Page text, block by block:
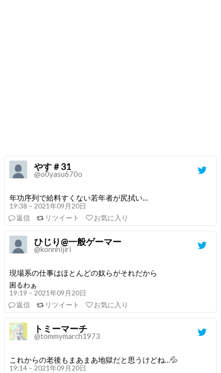
やす＃31
@o0yasu670o
年功序列で給料すくない若年者が尻拭い…
19:38 – 2021年09月20日
返信
リツイート お気に入り
ひじり@一般ゲーマー
@konnhijiri
現場系の仕事はほとんどの奴らがそれだから
困るわぁ
19:19 – 2021年09月20日
返信
リツイート お気に入り
トミーマーチ
@tommymarch1973
これからの老後もまあまあ地獄だと思うけどね…💦
19:14 – 2021年09月20日